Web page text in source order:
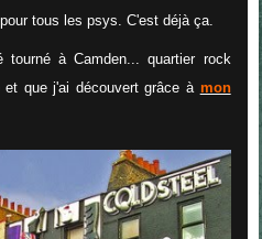
tous les psys. C'est déjà ça.
à Camden... quartier rock
et que j'ai découvert grâce à mon